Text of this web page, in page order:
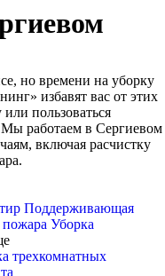
но времени на уборку
избавят вас от этих
пользоваться
Мы работаем в Сергиевом
включая расчистку
Поддерживающая
пожара Уборка
трехкомнатных